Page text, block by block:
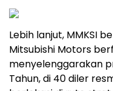
Lebih lanjut, MMKSI
Mitsubishi Motors
menyelenggarakan
Tahun, di 40 diler